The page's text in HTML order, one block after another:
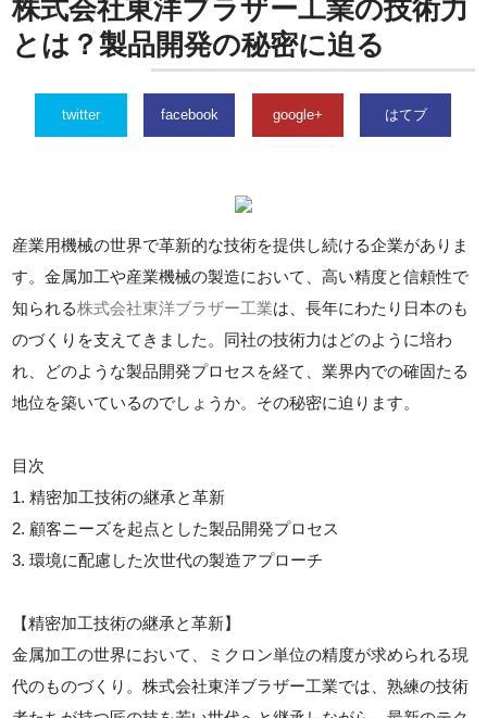
株式会社東洋ブラザー工業の技術力
とは？製品開発の秘密に迫る
twitter facebook google+ はてブ
産業用機械の世界で革新的な技術を提供し続ける企業がありま
す。金属加工や産業機械の製造において、高い精度と信頼性で
知られる株式会社東洋ブラザー工業は、長年にわたり日本のも
のづくりを支えてきました。同社の技術力はどのように培わ
れ、どのような製品開発プロセスを経て、業界内での確固たる
地位を築いているのでしょうか。その秘密に迫ります。
目次
1. 精密加工技術の継承と革新
2. 顧客ニーズを起点とした製品開発プロセス
3. 環境に配慮した次世代の製造アプローチ
【精密加工技術の継承と革新】
金属加工の世界において、ミクロン単位の精度が求められる現
代のものづくり。株式会社東洋ブラザー工業では、熟練の技術